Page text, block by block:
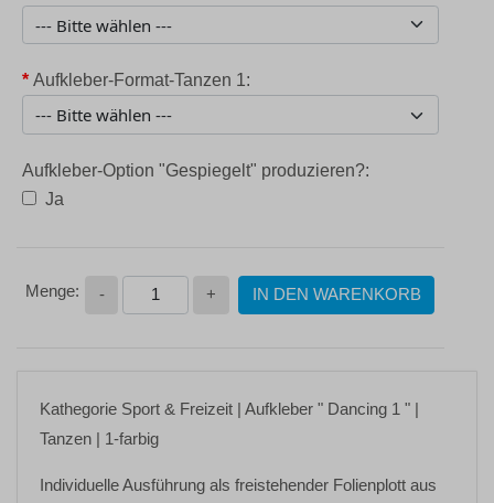
* Aufkleber-Format-Tanzen 1:
Aufkleber-Option "Gespiegelt" produzieren?:
Ja
- + IN DEN WARENKORB
Kathegorie Sport & Freizeit | Aufkleber " Dancing 1 " |
Tanzen | 1-farbig
Individuelle Ausführung als freistehender Folienplott aus